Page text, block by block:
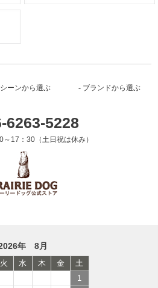
シーンから選ぶ ブランドから選ぶ
6263-5228
17：30（土日祝は休み）
年 8月
火 水 木 金
土
1